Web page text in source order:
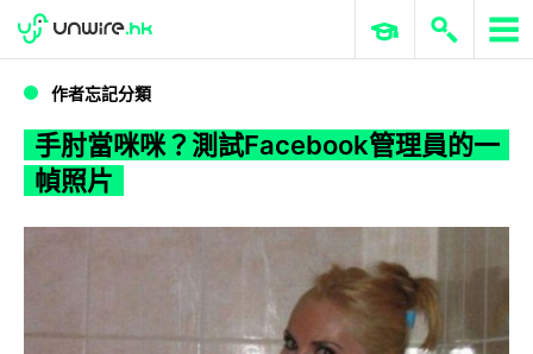
WWDC 2026 ERP 與商業 AI
作者忘記分類
手肘當咪咪？測試Facebook管理員的一
幀照片